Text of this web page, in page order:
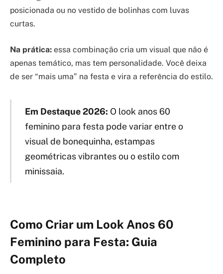
posicionada ou no vestido de bolinhas com luvas
curtas.
Na prática: essa combinação cria um visual que não é
apenas temático, mas tem personalidade. Você deixa
de ser “mais uma” na festa e vira a referência do estilo.
Em Destaque 2026: O look anos 60
feminino para festa pode variar entre o
visual de bonequinha, estampas
geométricas vibrantes ou o estilo com
minissaia.
Como Criar um Look Anos 60
Feminino para Festa: Guia
Completo